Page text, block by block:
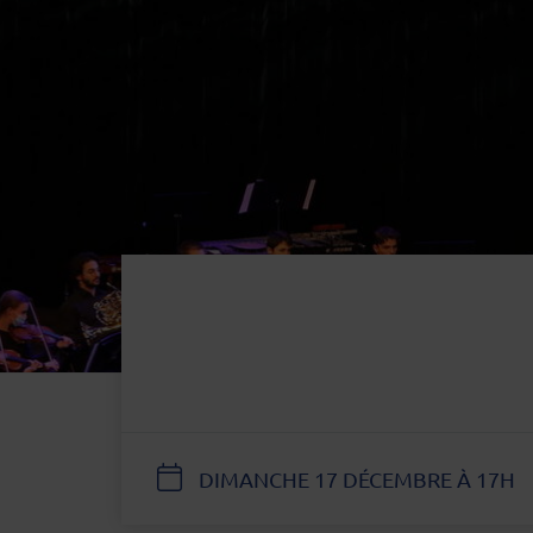
DATEDIMANCHE 17 DÉCEMBRE À 17H